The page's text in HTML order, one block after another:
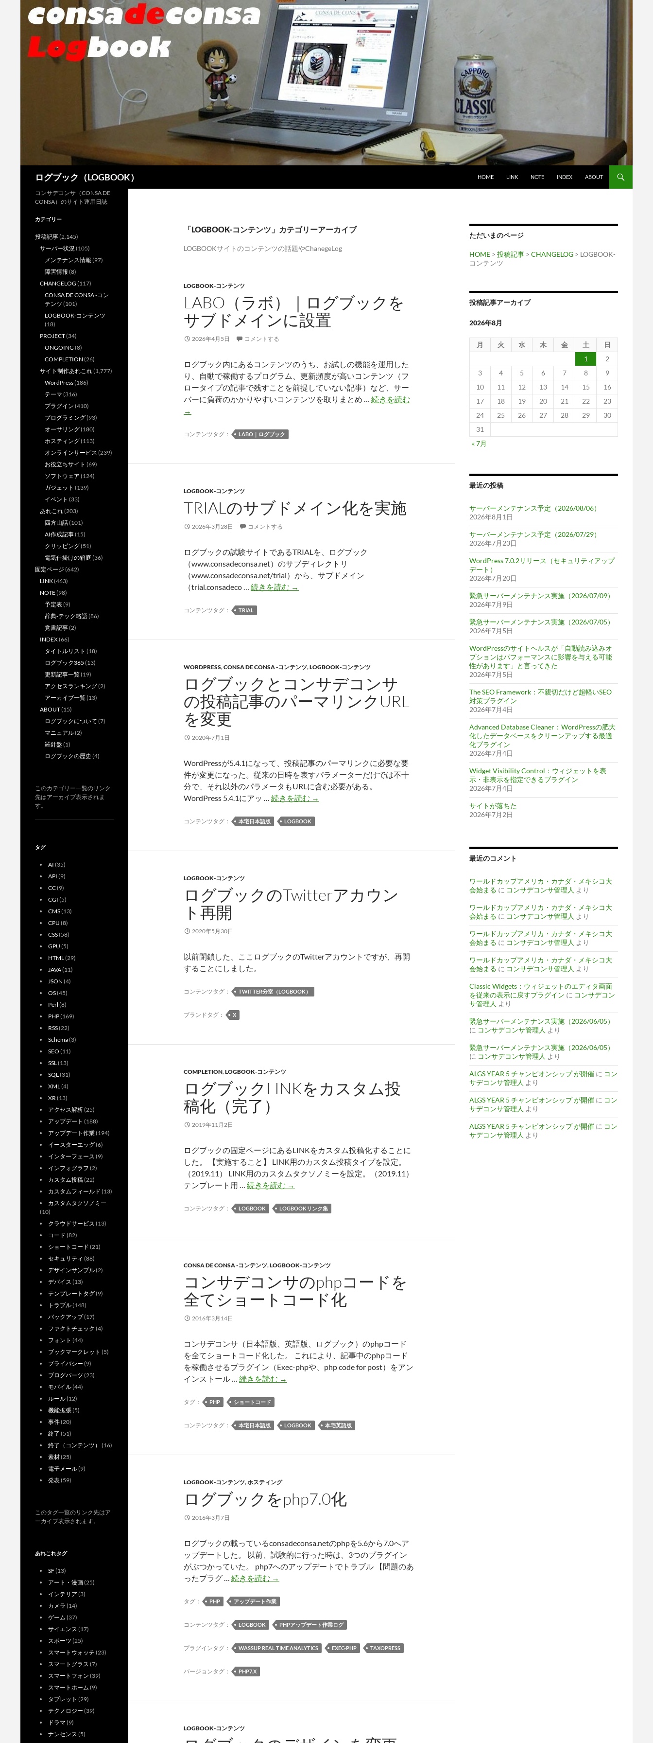
ログブック（LOGBOOK）
HOME
LINK NOTE INDEX ABOUT
「LOGBOOK-コンテンツ」カテゴリーアーカイブ
LOGBOOKサイトのコンテンツの話題やChanegeLog
LOGBOOK-コンテンツ
LABO（ラボ）｜ログブックを
サブドメインに設置
2026年4月5日 コメントする
ログブック内にあるコンテンツのうち、お試しの機能を運用した
り、自動で稼働するプログラム、更新頻度が高いコンテンツ（フ
ロータイプの記事で残すことを前提していない記事）など、サー
バーに負荷のかかりやすいコンテンツを取りまとめ … 続きを読む
→
コンテンツタグ： LABO｜ログブック
LOGBOOK-コンテンツ
TRIALのサブドメイン化を実施
2026年3月28日 コメントする
ログブックの試験サイトであるTRIALを、ログブック
（www.consadeconsa.net）のサブディレクトリ
（www.consadeconsa.net/trial）から、サブドメイン
（trial.consadeco … 続きを読む TRIAL
ン
化
を
実
→
コンテンツタグ： TRIAL
WORDPRESS,CONSA DE CONSA -コンテンツ,LOGBOOK-コンテンツ
ログブックとコンサデコンサ
の投稿記事のパーマリンクURL
を変更
2020年7月1日
WordPressが5.4.1になって、投稿記事のパーマリンクに必要な要
件が変更になった。従来の日時を表すパラメーターだけでは不十
分で、それ以外のパラメータもURLに含む必要がある。
WordPress 5.4.1にアッ … 続きを読む ロ
ブ
サ
デ
投
事
マ
URL
→
コンテンツタグ： 本宅日本語版 LOGBOOK
LOGBOOK-コンテンツ
ログブックのTwitterアカウン
ト再開
2020年5月30日
以前閉鎖した、ここログブックのTwitterアカウントですが、再開
することにしました。
コンテンツタグ： TWITTER分室（LOGBOOK）
ブランドタグ： X
COMPLETION,LOGBOOK-コンテンツ
ログブックLINKをカスタム投
稿化（完了）
2019年11月2日
ログブックの固定ページにあるLINKをカスタム投稿化することに
した。 【実施すること】 LINK用のカスタム投稿タイプを設定。
（2019.11） LINK用のカスタムタクソノミーを設定。（2019.11）
テンプレート用 … 続きを読む ロ
ブ
カ
ス
タ
（完
了）
→
コンテンツタグ： LOGBOOK LOGBOOKリンク集
CONSA DE CONSA -コンテンツ,LOGBOOK-コンテンツ
コンサデコンサのphpコードを
全てショートコード化
2016年3月14日
コンサデコンサ（日本語版、英語版、ログブック）のphpコード
を全てショートコード化した。 これにより、記事中のphpコード
を稼働させるプラグイン（Exec-phpや、php code for post）をアン
インストール … 続きを読む コ
コ
コ
ー
ド
て
シ
ョ
コ
ド
→
タグ： PHP ショートコード
コンテンツタグ： 本宅日本語版 LOGBOOK 本宅英語版
LOGBOOK-コンテンツ,ホスティング
ログブックをphp7.0化
2016年3月7日
ログブックの載っているconsadeconsa.netのphpを5.6から7.0へア
ップデートした。 以前、試験的に行った時は、3つのプラグイン
がぶつかっていた。 php7へのアップデートでトラブル 【問題のあ
ったプラグ … 続きを読む ロ
ブ
ク
php7.0
→
タグ： PHP アップデート作業
コンテンツタグ： LOGBOOK PHPアップデート作業ログ
プラグインタグ： WASSUP REAL TIME ANALYTICS EXEC-PHP TAXOPRESS
バージョンタグ： PHP7.X
LOGBOOK-コンテンツ
ただいまのページ
HOME > 投稿記事 > CHANGELOG > LOGBOOK-
コンテンツ
投稿記事アーカイブ
2026年8月
月 火 水 木 金 土
日
1
2
3
4 5 6 7 8
9
10
11 12 13 14 15
16
17
18 19 20 21 22
23
24
25 26 27 28 29
30
31
« 7月
最近の投稿
サーバーメンテナンス予定（2026/08/06）
2026年8月1日
サーバーメンテナンス予定（2026/07/29）
2026年7月23日
WordPress 7.0.2リリース（セキュリティアップ
デート）
2026年7月20日
緊急サーバーメンテナンス実施（2026/07/09）
2026年7月9日
緊急サーバーメンテナンス実施（2026/07/05）
2026年7月5日
WordPressのサイトヘルスが「自動読み込みオ
プションはパフォーマンスに影響を与える可能
性があります」と言ってきた
2026年7月5日
The SEO Framework：不親切だけど超軽いSEO
対策プラグイン
2026年7月4日
Advanced Database Cleaner：WordPressの肥大
化したデータベースをクリーンアップする最適
化プラグイン
2026年7月4日
Widget Visibility Control：ウィジェットを表
示・非表示を指定できるプラグイン
2026年7月4日
サイトが落ちた
2026年7月2日
最近のコメント
ワールドカップアメリカ・カナダ・メキシコ大
会始まる に コンサデコンサ管理人 より
ワールドカップアメリカ・カナダ・メキシコ大
会始まる に コンサデコンサ管理人 より
ワールドカップアメリカ・カナダ・メキシコ大
会始まる に コンサデコンサ管理人 より
ワールドカップアメリカ・カナダ・メキシコ大
会始まる に コンサデコンサ管理人 より
Classic Widgets：ウィジェットのエディタ画面
を従来の表示に戻すプラグイン に コンサデコン
サ管理人 より
緊急サーバーメンテナンス実施（2026/06/05）
に コンサデコンサ管理人 より
緊急サーバーメンテナンス実施（2026/06/05）
に コンサデコンサ管理人 より
ALGS YEAR 5 チャンピオンシップ が開催 に コン
サデコンサ管理人 より
ALGS YEAR 5 チャンピオンシップ が開催 に コン
サデコンサ管理人 より
ALGS YEAR 5 チャンピオンシップ が開催 に コン
サデコンサ管理人 より
コンサデコンサ（CONSA DE
CONSA）のサイト運用日誌
カテゴリー
投稿記事(2,145)
サーバー状況(105)
メンテナンス情報 (97)
障害情報 (8)
CHANGELOG (117)
CONSA DE CONSA -コン
テンツ (101)
LOGBOOK-コンテンツ
(18)
PROJECT(34)
ONGOING (8)
COMPLETION (26)
サイト制作あれこれ(1,777)
WordPress(186)
テーマ (316)
プラグイン (410)
プログラミング(93)
オーサリング(180)
ホスティング(113)
オンラインサービス (239)
お役立ちサイト (69)
ソフトウェア (124)
ガジェット (139)
イベント (33)
あれこれ(203)
四方山話(101)
AI作成記事(15)
クリッピング(51)
電気仕掛けの箱庭 (36)
固定ページ (642)
LINK(463)
NOTE(98)
予定表(9)
辞典-テック略語(86)
覚書記事(2)
INDEX(66)
タイトルリスト (18)
ログブック365 (13)
更新記事一覧(19)
アクセスランキング(2)
アーカイブ一覧(13)
ABOUT(15)
ログブックについて (7)
マニュアル(2)
羅針盤(1)
ログブックの歴史 (4)
このカテゴリー一覧のリンク
先はアーカイブ表示されま
す。
タグ
AI (35)
API (9)
CC(9)
CGI (5)
CMS(13)
CPU (8)
CSS(58)
GPU (5)
HTML(29)
JAVA(11)
JSON (4)
OS(45)
Perl (8)
PHP(169)
RSS(22)
Schema(3)
SEO (11)
SSL(13)
SQL(31)
XML(4)
XR(13)
アクセス解析(25)
アップデート (188)
アップデート作業(194)
イースターエッグ(6)
インターフェース (9)
インフォグラフ (2)
カスタム投稿(22)
カスタムフィールド (13)
カスタムタクソノミー
(10)
クラウドサービス (13)
コード (82)
ショートコード (21)
セキュリティ (88)
デザインサンプル(2)
デバイス (13)
テンプレートタグ(9)
トラブル(148)
バックアップ(17)
ファクトチェック (4)
フォント (44)
ブックマークレット (5)
プライバシー (9)
ブログパーツ (23)
モバイル(44)
ルール(12)
機能拡張(5)
事件(20)
終了 (51)
終了（コンテンツ） (16)
素材(25)
電子メール(9)
発表(59)
このタグ一覧のリンク先はア
ーカイブ表示されます。
あれこれタグ
SF(13)
アート・漫画(25)
インテリア (3)
カメラ (14)
ゲーム (37)
サイエンス (17)
スポーツ (25)
スマートウォッチ (23)
スマートグラス (7)
スマートフォン (39)
スマートホーム (9)
タブレット (29)
テクノロジー (39)
ドラマ (9)
ナンセンス (5)